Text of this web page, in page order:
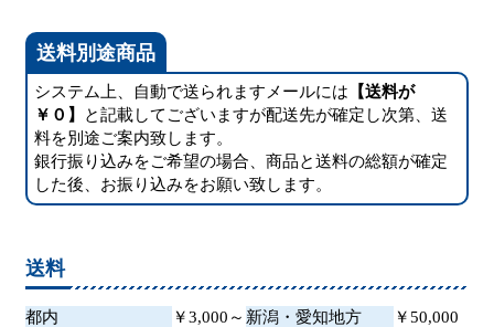
送料別途商品
システム上、自動で送られますメールには 【送料が
￥０】
と記載してございますが配送先が確定し次第、送
料を別途ご案内致します。
銀行振り込みをご希望の場合、商品と送料の総額が確定
した後、お振り込みをお願い致します。
送料
都内 ￥3,000～ 新潟・愛知地方
￥50,000